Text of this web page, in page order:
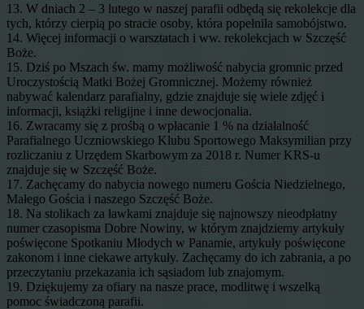
13. W dniach 2 – 3 lutego w naszej parafii odbędą się rekolekcje dla
tych, którzy cierpią po stracie osoby, która popełniła samobójstwo.
14. Więcej informacji o warsztatach i ww. rekolekcjach w Szczęść
Boże.
15. Dziś po Mszach św. mamy możliwość nabycia gromnic przed
Uroczystością Matki Bożej Gromnicznej. Możemy również
nabywać kalendarz parafialny, gdzie znajduje się wiele zdjęć i
informacji, książki religijne i inne dewocjonalia.
16. Zwracamy się z prośbą o wpłacanie 1 % na działalność
Parafialnego Uczniowskiego Klubu Sportowego Maksymilian przy
rozliczaniu z Urzędem Skarbowym za 2018 r. Numer KRS-u
znajduje się w Szczęść Boże.
17. Zachęcamy do nabycia nowego numeru Gościa Niedzielnego,
Małego Gościa i naszego Szczęść Boże.
18. Na stolikach za ławkami znajduje się najnowszy nieodpłatny
numer czasopisma Dobre Nowiny, w którym znajdziemy artykuły
poświęcone Spotkaniu Młodych w Panamie, artykuły poświęcone
zakonom i inne ciekawe artykuły. Zachęcamy do ich zabrania, a po
przeczytaniu przekazania ich sąsiadom lub znajomym.
19. Dziękujemy za ofiary na nasze prace, modlitwę i wszelką
pomoc świadczoną parafii.